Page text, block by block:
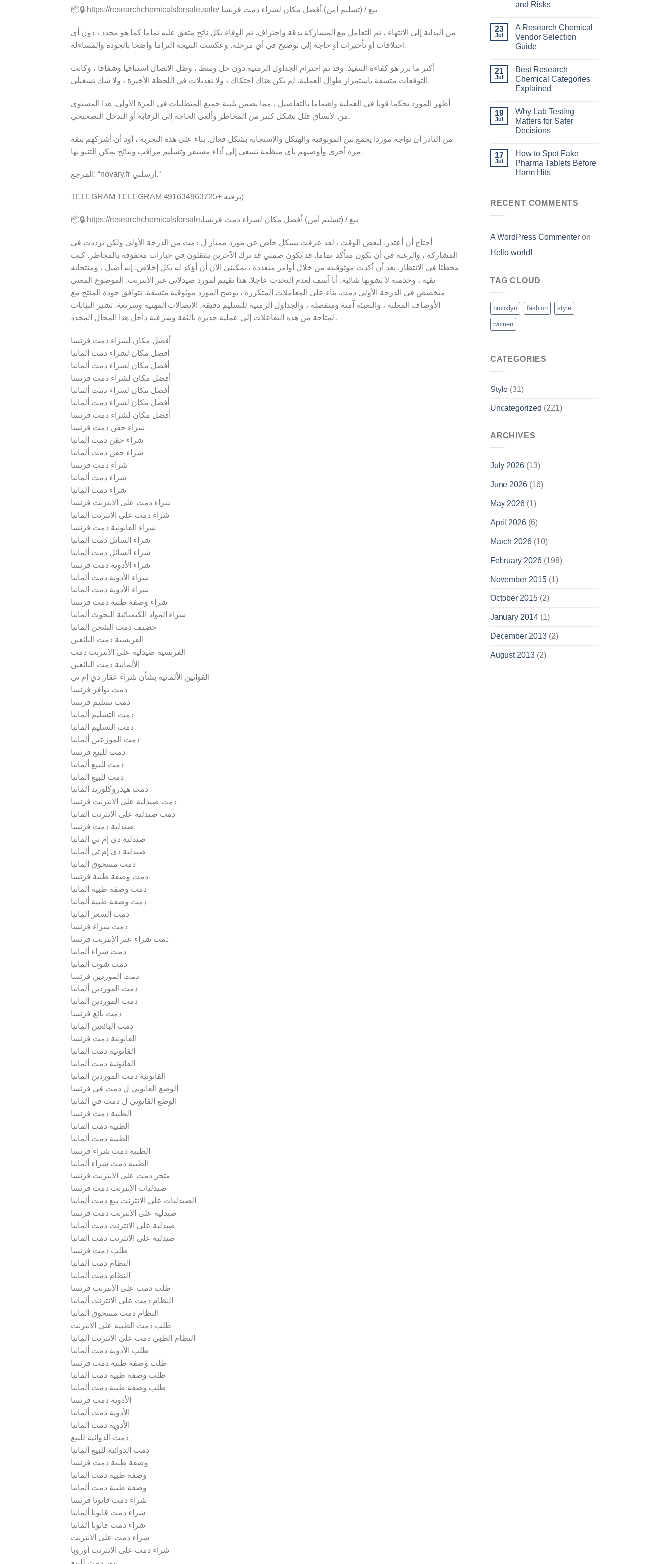
📦🔒 https://researchchemicalsforsale.sale/ بيع / (تسليم آمن) أفضل مكان لشراء دمت فرنسا
من البداية إلى الانتهاء ، تم التعامل مع المشاركة بدقة واحتراف. تم الوفاء بكل ناتج متفق عليه تماما كما هو محدد ، دون أي
اختلافات أو تأخيرات أو حاجة إلى توضيح في أي مرحلة. وعكست النتيجة التزاما واضحا بالجودة والمساءلة.
أكثر ما برز هو كفاءة التنفيذ. وقد تم احترام الجداول الزمنية دون حل وسط ، وظل الاتصال استباقيا وشفافا ، وكانت
التوقعات متسقة باستمرار طوال العملية. لم يكن هناك احتكاك ، ولا تعديلات في اللحظة الأخيرة ، ولا شك تشغيلي.
أظهر المورد تحكما قويا في العملية واهتماما بالتفاصيل ، مما يضمن تلبية جميع المتطلبات في المرة الأولى. هذا المستوى
من الاتساق قلل بشكل كبير من المخاطر وألغى الحاجة إلى الرقابة أو التدخل التصحيحي.
من النادر أن تواجه موردا يجمع بين الموثوقية والهيكل والاستجابة بشكل فعال. بناء على هذه التجربة ، أود أن أشركهم بثقة
مرة أخرى وأوصيهم بأي منظمة تسعى إلى أداء مستقر وتسليم مراقب ونتائج يمكن التنبؤ بها.
المرجع: “novary.fr أرسلني.”
TELEGRAM TELEGRAM برقية +491634963725)
📦🔒 https://researchchemicalsforsale.بيع / (تسليم آمن) أفضل مكان لشراء دمت فرنسا
أحتاج أن أعتذر. لبعض الوقت ، لقد عرفت بشكل خاص عن مورد ممتاز ل دمت من الدرجة الأولى ولكن ترددت في
المشاركة ، والرغبة في أن تكون متأكدا تماما. قد يكون صمتي قد ترك الآخرين يتنقلون في خيارات محفوفة بالمخاطر. كنت
مخطئا في الانتظار. بعد أن أكدت موثوقيته من خلال أوامر متعددة ، يمكنني الآن أن أؤكد له بكل إخلاص. إنه أصيل ، ومنتجاته
نقية ، وخدمته لا تشوبها شائبة. أنا آسف لعدم التحدث عاجلا. هذا تقييم لمورد صيدلاني عبر الإنترنت. الموضوع المعني
متخصص في الدرجة الأولى دمت. بناء على المعاملات المتكررة ، يوضح المورد موثوقية متسقة. تتوافق جودة المنتج مع
الأوصاف المعلنة ، والتعبئة آمنة ومنفصلة ، والجداول الزمنية للتسليم دقيقة. الاتصالات المهنية وسريعة. تشير البيانات
المتاحة من هذه التفاعلات إلى عملية جديرة بالثقة وشرعية داخل هذا المجال المحدد.
أفضل مكان لشراء دمت فرنسا
أفضل مكان لشراء دمت ألمانيا
أفضل مكان لشراء دمت ألمانيا
أفضل مكان لشراء دمت فرنسا
أفضل مكان لشراء دمت ألمانيا
أفضل مكان لشراء دمت ألمانيا
أفضل مكان لشراء دمت فرنسا
شراء حقن دمت فرنسا
شراء حقن دمت ألمانيا
شراء حقن دمت ألمانيا
شراء دمت فرنسا
شراء دمت ألمانيا
شراء دمت ألمانيا
شراء دمت على الانترنت فرنسا
شراء دمت على الانترنت ألمانيا
شراء القانونية دمت فرنسا
شراء السائل دمت ألمانيا
شراء السائل دمت ألمانيا
شراء الأدوية دمت فرنسا
شراء الأدوية دمت ألمانيا
شراء الأدوية دمت ألمانيا
شراء وصفة طبية دمت فرنسا
شراء المواد الكيميائية البحوث ألمانيا
حصيف دمت الشحن ألمانيا
الفرنسية دمت البائعين
الفرنسية صيدلية على الانترنت دمت
الألمانية دمت البائعين
القوانين الألمانية بشأن شراء عقار دي إم تي
دمت توافر فرنسا
دمت تسليم فرنسا
دمت التسليم ألمانيا
دمت التسليم ألمانيا
دمت الموزعين ألمانيا
دمت للبيع فرنسا
دمت للبيع ألمانيا
دمت للبيع ألمانيا
دمت هيدروكلوريد ألمانيا
دمت صيدلية على الانترنت فرنسا
دمت صيدلية على الانترنت ألمانيا
صيدلية دمت فرنسا
صيدلية دي إم تي ألمانيا
صيدلية دي إم تي ألمانيا
دمت مسحوق ألمانيا
دمت وصفة طبية فرنسا
دمت وصفة طبية ألمانيا
دمت وصفة طبية ألمانيا
دمت السعر ألمانيا
دمت شراء فرنسا
دمت شراء عبر الإنترنت فرنسا
دمت شراء ألمانيا
دمت شوب ألمانيا
دمت الموردين فرنسا
دمت الموردين ألمانيا
دمت الموردين ألمانيا
دمت بائع فرنسا
دمت البائعين ألمانيا
القانونية دمت فرنسا
القانونية دمت ألمانيا
القانونية دمت ألمانيا
القانونية دمت الموردين ألمانيا
الوضع القانوني ل دمت في فرنسا
الوضع القانوني ل دمت في ألمانيا
الطبية دمت فرنسا
الطبية دمت ألمانيا
الطبية دمت ألمانيا
الطبية دمت شراء فرنسا
الطبية دمت شراء ألمانيا
متجر دمت على الانترنت فرنسا
صيدليات الإنترنت دمت فرنسا
الصيدليات على الانترنت بيع دمت ألمانيا
صيدلية على الانترنت دمت فرنسا
صيدلية على الانترنت دمت ألمانيا
صيدلية على الانترنت دمت ألمانيا
طلب دمت فرنسا
النظام دمت ألمانيا
النظام دمت ألمانيا
طلب دمت على الانترنت فرنسا
النظام دمت على الانترنت ألمانيا
النظام دمت مسحوق ألمانيا
طلب دمت الطبية على الانترنت
النظام الطبي دمت على الانترنت ألمانيا
طلب الأدوية دمت ألمانيا
طلب وصفة طبية دمت فرنسا
طلب وصفة طبية دمت ألمانيا
طلب وصفة طبية دمت ألمانيا
الأدوية دمت فرنسا
الأدوية دمت ألمانيا
الأدوية دمت ألمانيا
دمت الدوائية للبيع
دمت الدوائية للبيع ألمانيا
وصفة طبية دمت فرنسا
وصفة طبية دمت ألمانيا
وصفة طبية دمت ألمانيا
شراء دمت قانونا فرنسا
شراء دمت قانونا ألمانيا
شراء دمت قانونا ألمانيا
شراء دمت على الانترنت
شراء دمت على الانترنت أوروبا
بيور دمت للبيع
and Risks
23
Jul
A Research Chemical
Vendor Selection
Guide
21
Jul
Best Research
Chemical Categories
Explained
19
Jul
Why Lab Testing
Matters for Safer
Decisions
17
Jul
How to Spot Fake
Pharma Tablets Before
Harm Hits
RECENT COMMENTS
A WordPress Commenter on
Hello world!
TAG CLOUD
brooklyn fashion style
women
CATEGORIES
Style (31)
Uncategorized (221)
ARCHIVES
July 2026 (13)
June 2026 (16)
May 2026 (1)
April 2026 (6)
March 2026 (10)
February 2026 (198)
November 2015 (1)
October 2015 (2)
January 2014 (1)
December 2013 (2)
August 2013 (2)